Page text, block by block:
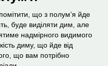
що з полум’я йде
буде виділяти дим, але
надмірного видимого
диму, що йде від
що вам потрібно